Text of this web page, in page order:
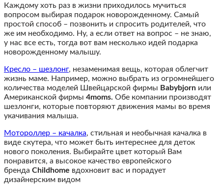
Каждому хоть раз в жизни приходилось мучиться
вопросом выбирая подарок новорожденному. Самый
простой способ – позвонить и спросить родителей, что
же им необходимо. Ну, а если ответ на вопрос – не знаю,
у нас все есть, тогда вот вам несколько идей подарка
новорожденному малышу.
Кресло – шезлонг, незаменимая вещь, которая облегчит
жизнь маме. Например, можно выбрать из огромнейшего
количества моделей Швейцарской фирмы Babybjorn или
Американской фирмы 4moms. Обе компании производят
шезлонги, которые повторяют движения мамы во время
укачивания малыша.
Мотороллер – качалка, стильная и необычная качалка в
виде скутера, что может быть интереснее для деток
нового поколения. Выбирайте цвет который Вам
понравится, а высокое качество европейского
бренда Childhome вдохновит вас и порадует
дизайнерским видом